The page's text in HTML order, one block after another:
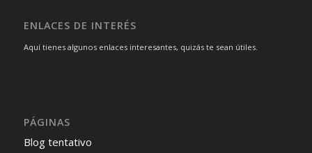
ENLACES DE INTERÉS
Aquí tienes algunos enlaces interesantes, quizás te sean útiles.
PÁGINAS
Blog tentativo